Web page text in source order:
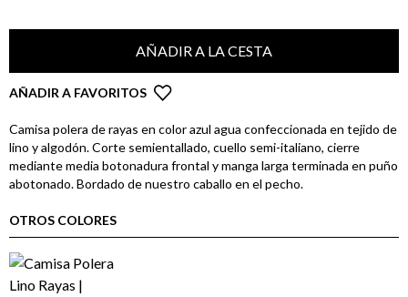
AÑADIR A LA CESTA
AÑADIR A FAVORITOS
Camisa polera de rayas en color azul agua confeccionada en tejido de
lino y algodón. Corte semientallado, cuello semi-italiano, cierre
mediante media botonadura frontal y manga larga terminada en puño
abotonado. Bordado de nuestro caballo en el pecho.
OTROS COLORES